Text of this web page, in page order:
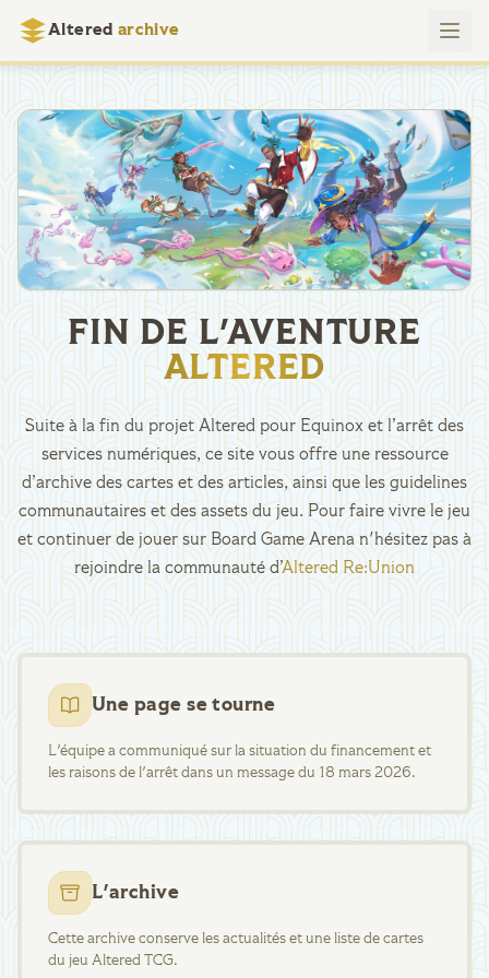
Altered archive
FIN DE L'AVENTURE
ALTERED
Suite à la fin du projet Altered pour Equinox et l’arrêt des
services numériques, ce site vous offre une ressource
d’archive des cartes et des articles, ainsi que les guidelines
communautaires et des assets du jeu. Pour faire vivre le jeu
et continuer de jouer sur Board Game Arena n'hésitez pas à
rejoindre la communauté d’Altered Re:Union
Une page se tourne
L'équipe a communiqué sur la situation du financement et
les raisons de l'arrêt dans un message du 18 mars 2026.
L'archive
Cette archive conserve les actualités et une liste de cartes
du jeu Altered TCG.